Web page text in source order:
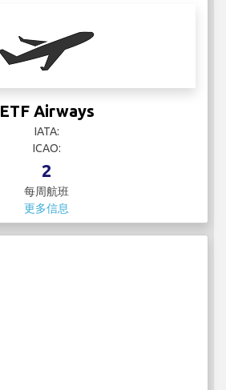
ETF Airways
IATA:
ICAO:
2
每周航班
更多信息